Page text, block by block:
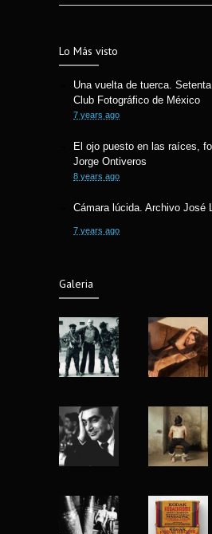
Lo Más visto
Una vuelta de tuerca.
Club Fotográfico de México
7 years ago
El ojo puesto en las raíces,
Jorge Ontiveros
8 years ago
Cámara lúcida. Archivo José
7 years ago
6 years ago
Fotografía Callejera bajo la
Guzman
8 years ago
Fotografia y Arqueologia
7 years ago
Nu Project mujeres reales
Yo fotografío para la historia:
(1944-2018)
8 years ago
Galeria